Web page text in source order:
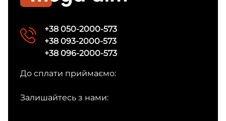
+38 050-2000-573
+38 093-2000-573
+38 096-2000-573
До сплати приймаємо:
Залишайтесь з нами: